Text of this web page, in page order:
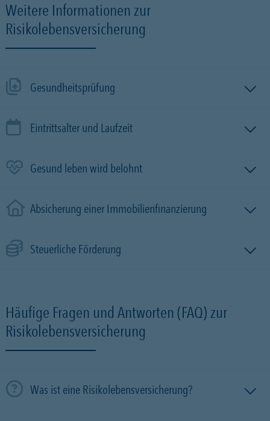
Weitere Informationen zur
Risikolebensversicherung
Gesundheitsprüfung
Eintrittsalter und Laufzeit
Gesund leben wird belohnt
Absicherung einer Immobilien­finanzierung
Steuerliche Förderung
Häufige Fragen und Antworten (FAQ) zur
Risikolebensversicherung
Was ist eine Risikolebensversicherung?